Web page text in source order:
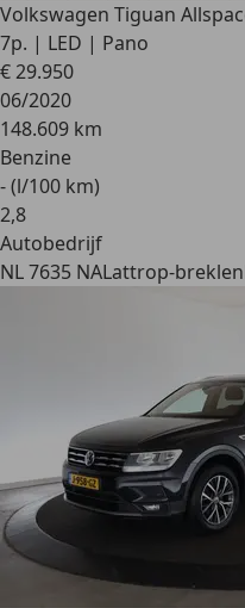
Volkswagen Tiguan
7p. | LED | Pano
€ 29.950
06/2020
148.609 km
Benzine
- (l/100 km)
2,8
Autobedrijf
NL 7635 NALattrop-